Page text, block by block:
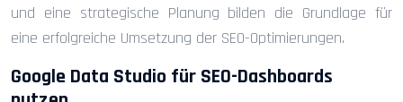
und eine strategische Planung bilden die Grundlage für
eine erfolgreiche Umsetzung der SEO-Optimierungen.
Google Data Studio für SEO-Dashboards